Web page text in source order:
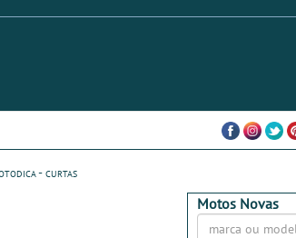
- curtas
Motos Novas